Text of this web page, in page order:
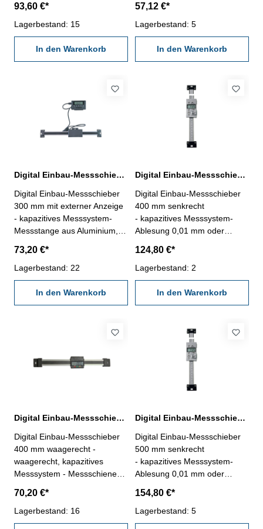
Schnittstelle RB5- mit
Ein/Aus/PRE-, mm/inch-,
0/ABS-, Tol-, Dir- und Hold-
Tasten- Messung in beiden
Richtungen möglich
93,60 €*
Lagerbestand: 15
In den Warenkorb
Ablesung: 0,01 oder 0,0005'' -
mit RS232C-Schnittstelle,
Anschluß: RB5- mit Ein/Aus,
mm/inch und Null-Tasten
Länge: 430 mm Genauigkeit:
57,12 €*
Lagerbestand: 5
In den Warenkorb
Digital Einbau-Messschieber 300 mm, Aluminuim, mit externer Anzeige
Digital Einbau-Messschieber
300 mm mit externer Anzeige
- kapazitives Messsystem-
Messstange aus Aluminium,
werden- Digital-Anzeige mit -
Ablesung 0,01 mm oder
0,0005" - mit Ein/Aus-, Null-,
mm/inch-, ABS- und Set-Taste
- Rückseite mit Magnet - mit
73,20 €*
Lagerbestand: 22
In den Warenkorb
Digital Einbau-Messschieber 400 mm senkrecht DIN 862
Digital Einbau-Messschieber
400 mm senkrecht
- kapazitives Messsystem-
Ablesung 0,01 mm oder
Schnittstelle RB5- mit
Ein/Aus/PRE-, mm/inch-,
0/ABS-, Tol-, Dir- und Hold-
Tasten- Messung in beiden
Richtungen möglich
124,80 €*
Lagerbestand: 2
In den Warenkorb
Digital Einbau-Messschieber 400 mm waagerecht DIN 862
Digital Einbau-Messschieber
400 mm waagerecht -
waagerecht, kapazitives
Messsystem - Messschiene
Ablesung: 0,01 oder 0,0005'' -
mit RS232C-Schnittstelle,
Anschluß: RB5- mit Ein/Aus,
70,20 €*
Lagerbestand: 16
Digital Einbau-Messschieber 500 mm senkrecht DIN 862
Digital Einbau-Messschieber
500 mm senkrecht
- kapazitives Messsystem-
Ablesung 0,01 mm oder
Schnittstelle RB5- mit
Ein/Aus/PRE-, mm/inch-,
0/ABS-, Tol-, Dir- und Hold-
154,80 €*
Lagerbestand: 5